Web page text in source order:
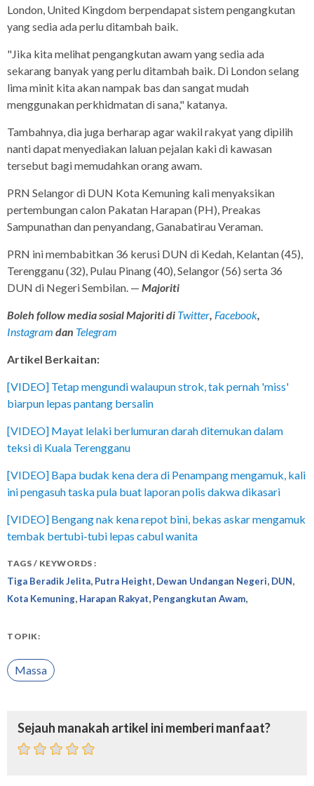
London, United Kingdom berpendapat sistem pengangkutan
yang sedia ada perlu ditambah baik.
"Jika kita melihat pengangkutan awam yang sedia ada
sekarang banyak yang perlu ditambah baik. Di London selang
lima minit kita akan nampak bas dan sangat mudah
menggunakan perkhidmatan di sana," katanya.
Tambahnya, dia juga berharap agar wakil rakyat yang dipilih
nanti dapat menyediakan laluan pejalan kaki di kawasan
tersebut bagi memudahkan orang awam.
PRN Selangor di DUN Kota Kemuning kali menyaksikan
pertembungan calon Pakatan Harapan (PH), Preakas
Sampunathan dan penyandang, Ganabatirau Veraman.
PRN ini membabitkan 36 kerusi DUN di Kedah, Kelantan (45),
Terengganu (32), Pulau Pinang (40), Selangor (56) serta 36
DUN di Negeri Sembilan. — Majoriti
Boleh follow media sosial Majoriti di Twitter, Facebook,
Instagram dan Telegram
Artikel Berkaitan:
[VIDEO] Tetap mengundi walaupun strok, tak pernah 'miss'
biarpun lepas pantang bersalin
[VIDEO] Mayat lelaki berlumuran darah ditemukan dalam
teksi di Kuala Terengganu
[VIDEO] Bapa budak kena dera di Penampang mengamuk, kali
ini pengasuh taska pula buat laporan polis dakwa dikasari
[VIDEO] Bengang nak kena repot bini, bekas askar mengamuk
tembak bertubi-tubi lepas cabul wanita
TAGS / KEYWORDS :
Tiga Beradik Jelita, Putra Height, Dewan Undangan Negeri, DUN,
Kota Kemuning, Harapan Rakyat, Pengangkutan Awam,
TOPIK:
Massa
Sejauh manakah artikel ini memberi manfaat?